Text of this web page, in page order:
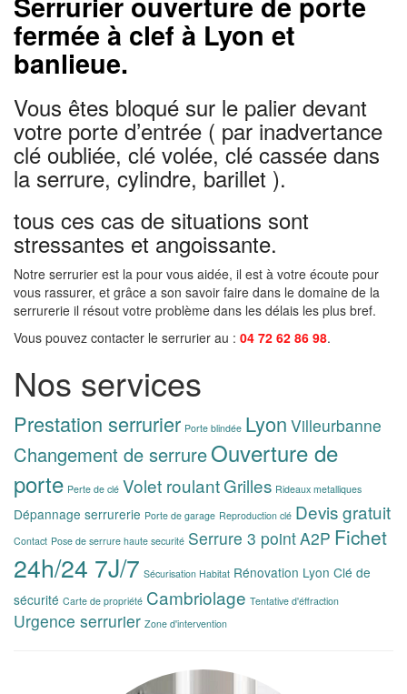
fermée à clef à Lyon et
banlieue.
Vous êtes bloqué sur le palier devant
votre porte d’entrée ( par inadvertance
clé oubliée, clé volée, clé cassée dans
la serrure, cylindre, barillet ).
tous ces cas de situations sont
stressantes et angoissante.
Notre serrurier est la pour vous aidée, il est à votre écoute pour
vous rassurer, et grâce a son savoir faire dans le domaine de la
serrurerie il résout votre problème dans les délais les plus bref.
Vous pouvez contacter le serrurier au : 04 72 62 86 98.
Nos services
Prestation serrurier Porte blindée Lyon Villeurbanne
Changement de serrureOuverture de
porte Perte de clé Volet roulantGrilles Rideaux metalliques
Dépannage serrurerie Porte de garage Reproduction clé Devis gratuit
Contact Pose de serrure haute securité Serrure 3 pointA2P Fichet
24h/24 7J/7 Sécurisation Habitat Rénovation Lyon Clé de
sécurité Carte de propriété Cambriolage Tentative d'éffraction
Urgence serrurier Zone d'intervention